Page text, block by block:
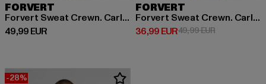
FORVERT
Forvert Sweat Crewn. Carlsbad
49,99 EUR
Derzeitiger Preis: 49,99 EUR
FORVERT
Forvert Sweat Crewn. Carlsbad
36,99 EUR
Derzeitiger Preis: 36,99 EUR
49,99 EURAktionspreis:
-28%